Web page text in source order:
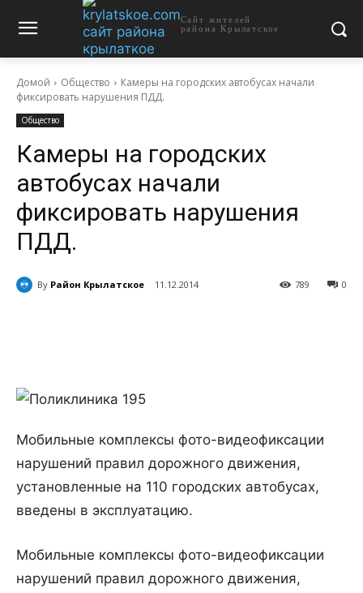
Сайт жителей
района Крылатское
Домой Общество
Камеры на городских автобусах начали
фиксировать нарушения ПДД.
Общество
Камеры на городских
автобусах начали
фиксировать нарушения
ПДД.
By Район Крылатское 11.12.2014 0
789
Мобильные комплексы фото-видеофиксации
нарушений правил дорожного движения,
установленные на 110 городских автобусах,
введены в эксплуатацию.
Мобильные комплексы фото-видеофиксации
нарушений правил дорожного движения,